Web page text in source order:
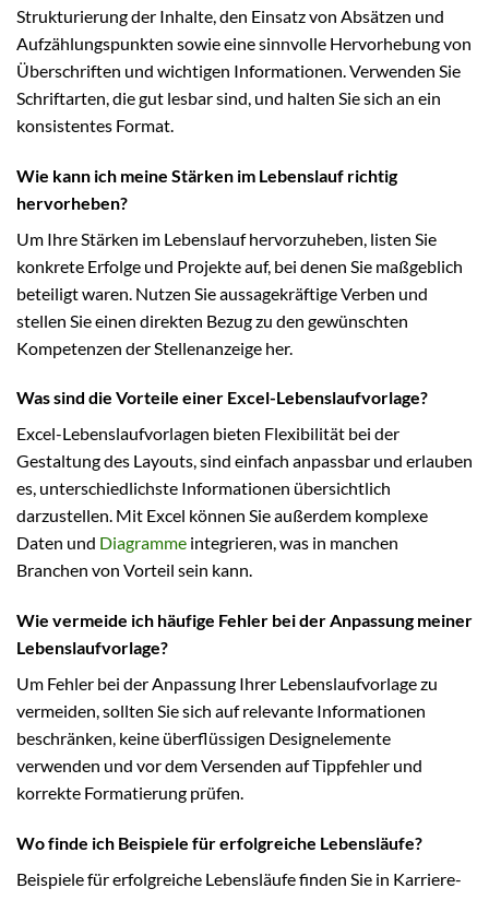
Strukturierung der Inhalte, den Einsatz von Absätzen und
Aufzählungspunkten sowie eine sinnvolle Hervorhebung von
Überschriften und wichtigen Informationen. Verwenden Sie
Schriftarten, die gut lesbar sind, und halten Sie sich an ein
konsistentes Format.
Wie kann ich meine Stärken im Lebenslauf richtig
hervorheben?
Um Ihre Stärken im Lebenslauf hervorzuheben, listen Sie
konkrete Erfolge und Projekte auf, bei denen Sie maßgeblich
beteiligt waren. Nutzen Sie aussagekräftige Verben und
stellen Sie einen direkten Bezug zu den gewünschten
Kompetenzen der Stellenanzeige her.
Was sind die Vorteile einer Excel-Lebenslaufvorlage?
Excel-Lebenslaufvorlagen bieten Flexibilität bei der
Gestaltung des Layouts, sind einfach anpassbar und erlauben
es, unterschiedlichste Informationen übersichtlich
darzustellen. Mit Excel können Sie außerdem komplexe
Daten und Diagramme integrieren, was in manchen
Branchen von Vorteil sein kann.
Wie vermeide ich häufige Fehler bei der Anpassung meiner
Lebenslaufvorlage?
Um Fehler bei der Anpassung Ihrer Lebenslaufvorlage zu
vermeiden, sollten Sie sich auf relevante Informationen
beschränken, keine überflüssigen Designelemente
verwenden und vor dem Versenden auf Tippfehler und
korrekte Formatierung prüfen.
Wo finde ich Beispiele für erfolgreiche Lebensläufe?
Beispiele für erfolgreiche Lebensläufe finden Sie in Karriere-